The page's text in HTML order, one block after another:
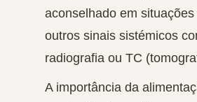
aconselhado em
outros sinais sistémicos
radiografia ou TC
A importância da